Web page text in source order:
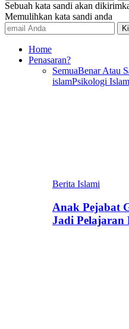
Sebuah kata sandi akan
Memulihkan kata sandi anda
Home
Penasaran?
SemuaBenar Atau
islamPsikologi Islam
Berita Islami
Anak Pejabat
Jadi Pelajaran